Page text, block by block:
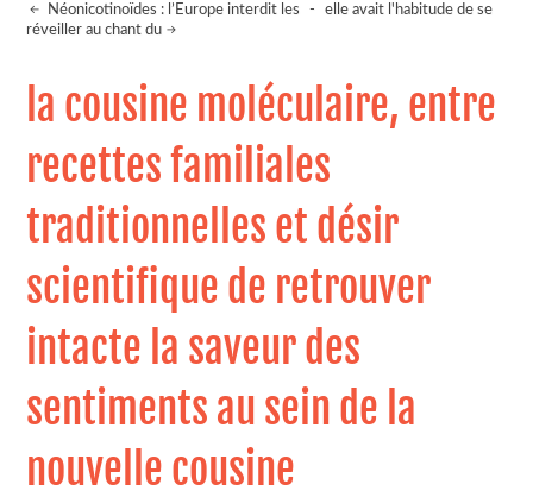
Néonicotinoïdes : l’Europe interdit les -
elle avait l'habitude de se
réveiller au chant du
la cousine moléculaire, entre
recettes familiales
traditionnelles et désir
scientifique de retrouver
intacte la saveur des
sentiments au sein de la
nouvelle cousine